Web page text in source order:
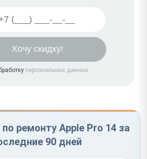
персональных данных
ремонту Apple Pro 14 за
90 дней